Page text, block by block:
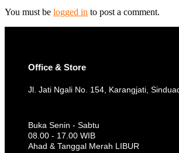
You must be logged in to post a comment.
Office & Store
Jl. Jati Ngali No. 154, Karangjati,
Buka Senin - Sabtu
08.00 - 17.00 WIB
Ahad & Tanggal Merah LIBUR